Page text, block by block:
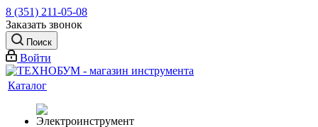
8 (351) 211-05-08
Заказать звонок
Поиск
Войти
Каталог